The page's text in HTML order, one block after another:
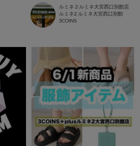
ルミネ２ルミネ大宮西口別館店
ルミネ2 ルミネ大宮西口別館
3COINS